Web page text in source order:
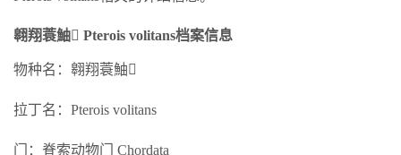
翱翔蓑鮋 Pterois volitans档案信息
物种名：翱翔蓑鮋
拉丁名：Pterois volitans
门：脊索动物门 Chordata